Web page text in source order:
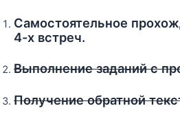
Самостоятельное
4-х встреч.
Выполнение заданий с
Получение обратной